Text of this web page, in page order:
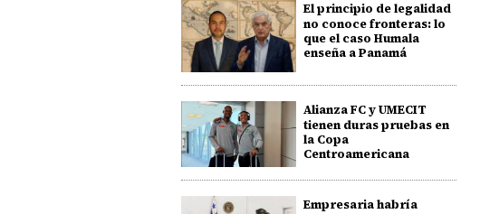
El principio de legalidad
no conoce fronteras: lo
que el caso Humala
enseña a Panamá
Alianza FC y UMECIT
tienen duras pruebas en
la Copa
Centroamericana
Empresaria habría